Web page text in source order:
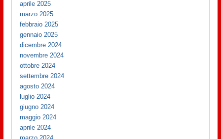
aprile 2025
marzo 2025
febbraio 2025
gennaio 2025
dicembre 2024
novembre 2024
ottobre 2024
settembre 2024
agosto 2024
luglio 2024
giugno 2024
maggio 2024
aprile 2024